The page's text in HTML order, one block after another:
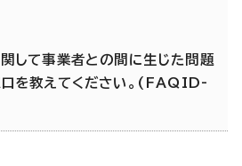
して事業者との間に生じた問題
を教えてください。(FAQID-